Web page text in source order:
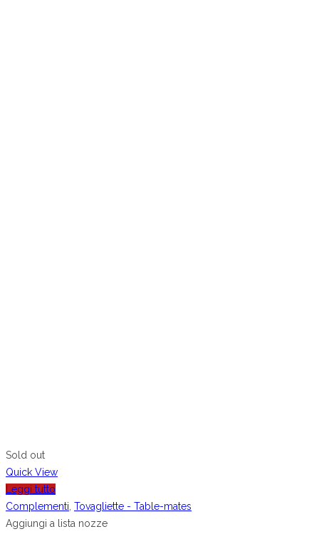
Sold out
Quick View
Leggi tutto
Complementi Tovagliette - Table-mates
Aggiungi a lista nozze